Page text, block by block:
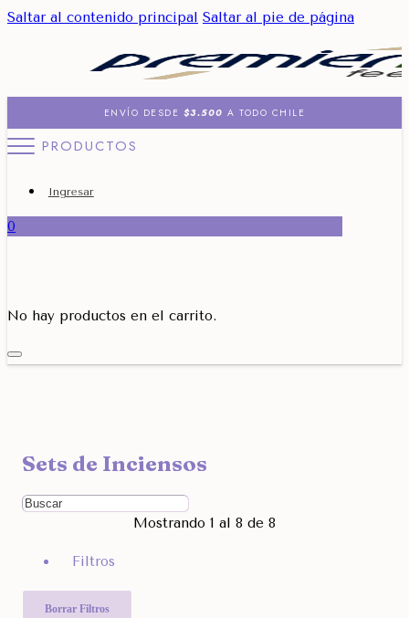
Saltar al contenido principal Saltar al pie de página
ENVÍO DESDE $3.500 A TODO CHILE
PRODUCTOS
Ingresar
0
No hay productos en el carrito.
Filtra por Marcas
Ordenar Por
Otras Categorías
Sets de Inciensos
Mostrando 1 al 8 de 8
Filtros
Borrar Filtros